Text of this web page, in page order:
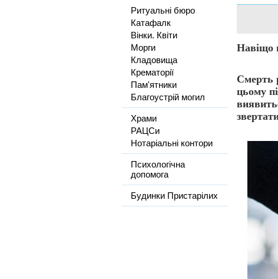
Ритуальні бюро
Катафалк
Вінки. Квіти
Морги
Кладовища
Крематорії
Пам'ятники
Благоустрій могил
Храми
РАЦСи
Нотаріальні контори
Психологічна
допомога
Будинки Пристарілих
Навіщо
Смерть
цьому